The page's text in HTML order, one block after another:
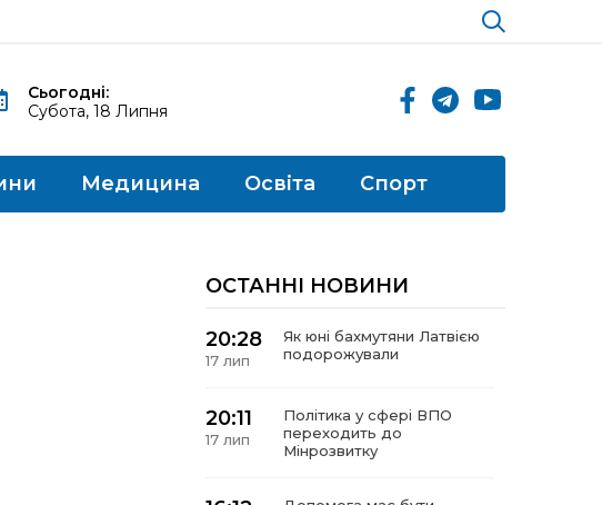
Сьогодні:
Субота, 18 Липня
Медицина Освіта Спорт
ОСТАННІ НОВИНИ
20:28
17 лип
Як юні бахмутяни Латвією
подорожували
20:11
17 лип
Політика у сфері ВПО
переходить до
Мінрозвитку